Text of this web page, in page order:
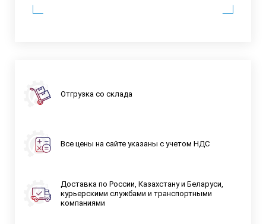
Отгрузка со склада
Все цены на сайте указаны с учетом НДС
Доставка по России, Казахстану и Беларуси,
курьерскими службами и транспортными
компаниями